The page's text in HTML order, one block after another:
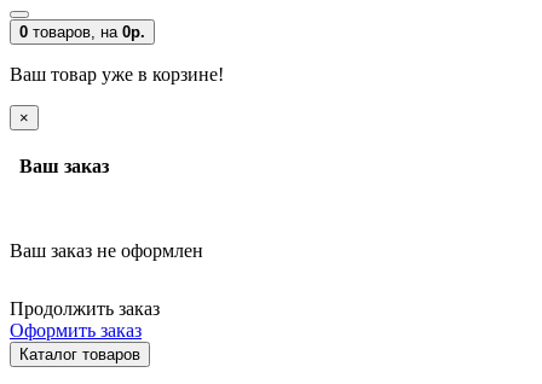
0 товаров, на 0р.
Ваш товар уже в корзине!
×
Ваш заказ
Ваш заказ не оформлен
Продолжить заказ
Оформить заказ
Каталог товаров